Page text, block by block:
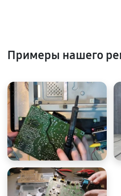
Примеры нашего